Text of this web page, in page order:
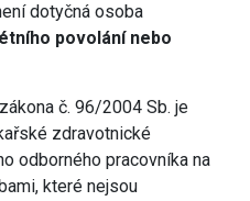
dotyčná osoba
povolání nebo
č. 96/2004 Sb. je
zdravotnické
odborného pracovníka na
které nejsou